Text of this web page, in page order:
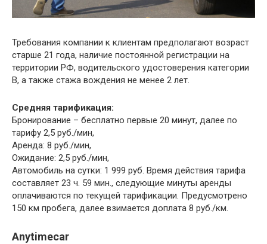
Требования компании к клиентам предполагают возраст
старше 21 года, наличие постоянной регистрации на
территории РФ, водительского удостоверения категории
В, а также стажа вождения не менее 2 лет.
Средняя тарификация:
Бронирование – бесплатно первые 20 минут, далее по
тарифу 2,5 руб./мин,
Аренда: 8 руб./мин,
Ожидание: 2,5 руб./мин,
Автомобиль на сутки: 1 999 руб. Время действия тарифа
составляет 23 ч. 59 мин., следующие минуты аренды
оплачиваются по текущей тарификации. Предусмотрено
150 км пробега, далее взимается доплата 8 руб./км.
Anytimecar